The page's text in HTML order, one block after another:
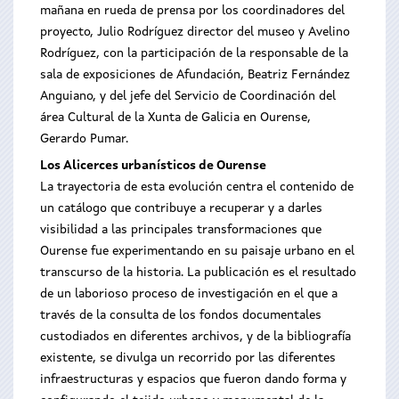
mañana en rueda de prensa por los coordinadores del
proyecto, Julio Rodríguez director del museo y Avelino
Rodríguez, con la participación de la responsable de la
sala de exposiciones de Afundación, Beatriz Fernández
Anguiano, y del jefe del Servicio de Coordinación del
área Cultural de la Xunta de Galicia en Ourense,
Gerardo Pumar.
Los Alicerces urbanísticos de Ourense
La trayectoria de esta evolución centra el contenido de
un catálogo que contribuye a recuperar y a darles
visibilidad a las principales transformaciones que
Ourense fue experimentando en su paisaje urbano en el
transcurso de la historia. La publicación es el resultado
de un laborioso proceso de investigación en el que a
través de la consulta de los fondos documentales
custodiados en diferentes archivos, y de la bibliografía
existente, se divulga un recorrido por las diferentes
infraestructuras y espacios que fueron dando forma y